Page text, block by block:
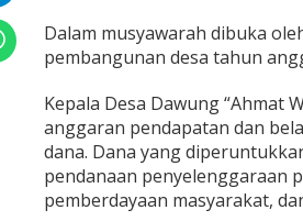
Dalam musyawarah dibuka
pembangunan desa tahun
Kepala Desa Dawung “Ahmat
anggaran pendapatan dan
dana. Dana yang
pendanaan penyelenggaraan
pemberdayaan masyarakat,